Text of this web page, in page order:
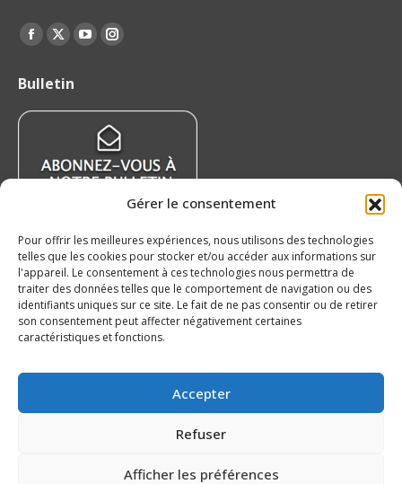
Gérer le consentement
Pour offrir les meilleures expériences, nous utilisons des technologies
telles que les cookies pour stocker et/ou accéder aux informations sur
l'appareil. Le consentement à ces technologies nous permettra de
traiter des données telles que le comportement de navigation ou des
identifiants uniques sur ce site. Le fait de ne pas consentir ou de retirer
son consentement peut affecter négativement certaines
caractéristiques et fonctions.
Accepter
Refuser
Afficher les préférences
Find us on:
La
Facebook
s’ouvrira
une
nouvelle
La
X
s’ouvrira
une
nouvelle
La
s’ouvrira
dans
une
nouvelle
fenêtre
La
s’ouvrira
dans
une
nouvelle
fenêtre
Bulletin
Nouvelles récentes
Nissan Canada devient partenaire officiel de la
LHJMQ
joindre à l’Océanic !